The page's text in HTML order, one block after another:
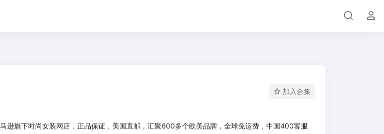
加入合集
逊旗下时尚女装网店，正品保证，美国直邮，汇聚600多个欧美品牌，全球免运费，中国400客服